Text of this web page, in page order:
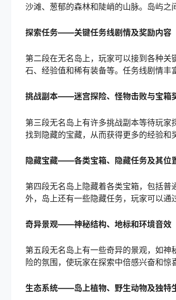
沙滩、葱郁的森林和陡峭的山脉。岛屿之
探索任务——关键任务线剧情及奖励内容
第二段在无名岛上，玩家可以接到各种
石、经验值和稀有装备等。任务线剧情丰
挑战副本——迷宫探险、怪物击败与宝箱
第三段无名岛上有许多挑战副本等待玩
找到隐藏的宝藏，从而获得更多的经验和
隐藏宝藏——各类宝箱、隐藏任务及其位
第四段无名岛上隐藏着各类宝箱，包括
外，岛上还有一些隐藏任务，玩家可以通
奇异景观——神秘结构、地标和环境音效
第五段无名岛上有一些奇异的景观，如
险的氛围，使玩家在探索中倍感兴奋和惊
生态系统——岛上植物、野生动物及独特